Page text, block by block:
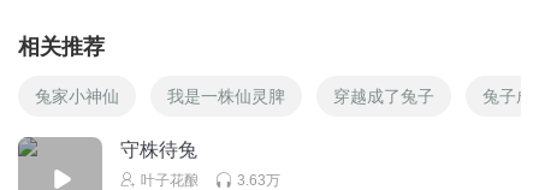
相关推荐
兔家小神仙 我是一株仙灵脾 穿越成了兔子 兔子成
守株待兔
叶子花酿 3.63万